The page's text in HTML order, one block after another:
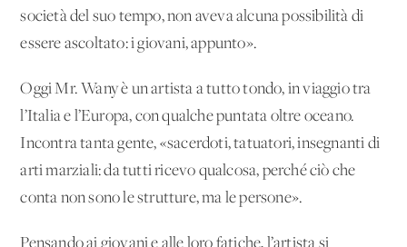
società del suo tempo, non aveva alcuna possibilità di
essere ascoltato: i giovani, appunto».
Oggi Mr. Wany è un artista a tutto tondo, in viaggio tra
l’Italia e l’Europa, con qualche puntata oltre oceano.
Incontra tanta gente, «sacerdoti, tatuatori, insegnanti di
arti marziali: da tutti ricevo qualcosa, perché ciò che
conta non sono le strutture, ma le persone».
Pensando ai giovani e alle loro fatiche, l’artista si